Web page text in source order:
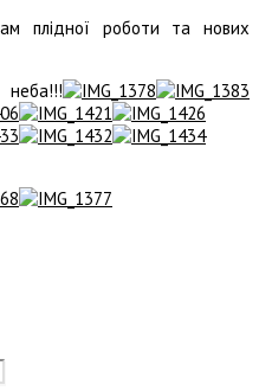
плідної роботи та нових
неба!!!